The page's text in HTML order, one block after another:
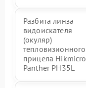
Разбита линза
видоискателя
(окуляр)
тепловизионного
прицела Hikmicro
Panther PH35L